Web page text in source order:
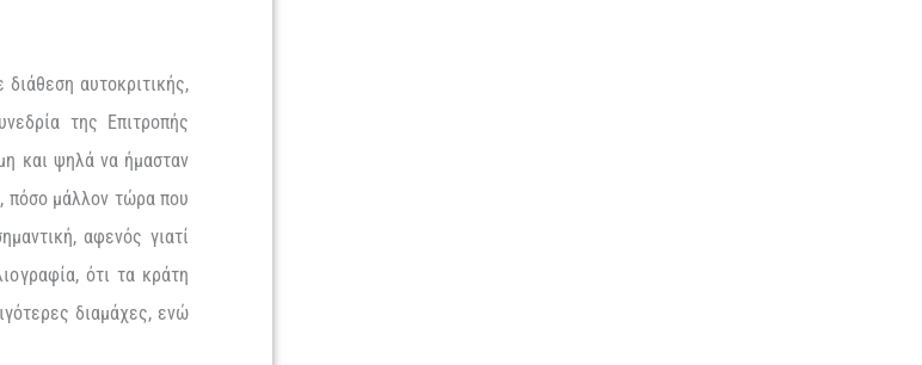
αυτοκριτικής,
της Επιτροπής
και ψηλά να ήμασταν
πόσο μάλλον τώρα που
αφενός γιατί
ότι τα κράτη
διαμάχες, ενώ